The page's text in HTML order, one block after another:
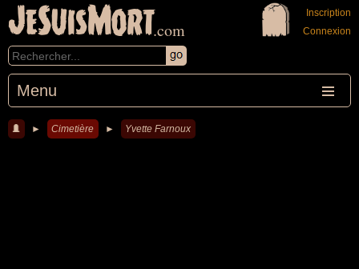
JeSuisMort.com
Menu
Inscription
Connexion
► Cimetière ► Yvette Farnoux